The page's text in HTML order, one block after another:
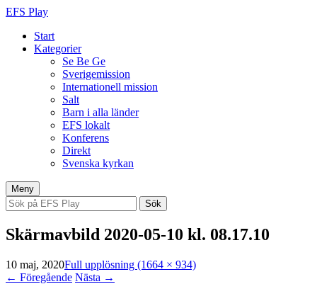
EFS Play
Start
Kategorier
Se Be Ge
Sverigemission
Internationell mission
Salt
Barn i alla länder
EFS lokalt
Konferens
Direkt
Svenska kyrkan
Meny Hoppa
till
innehåll
Sök
efter:
Skärmavbild 2020-05-10 kl. 08.17.10
10 maj, 2020Full upplösning (1664 × 934)
← Föregående Nästa →